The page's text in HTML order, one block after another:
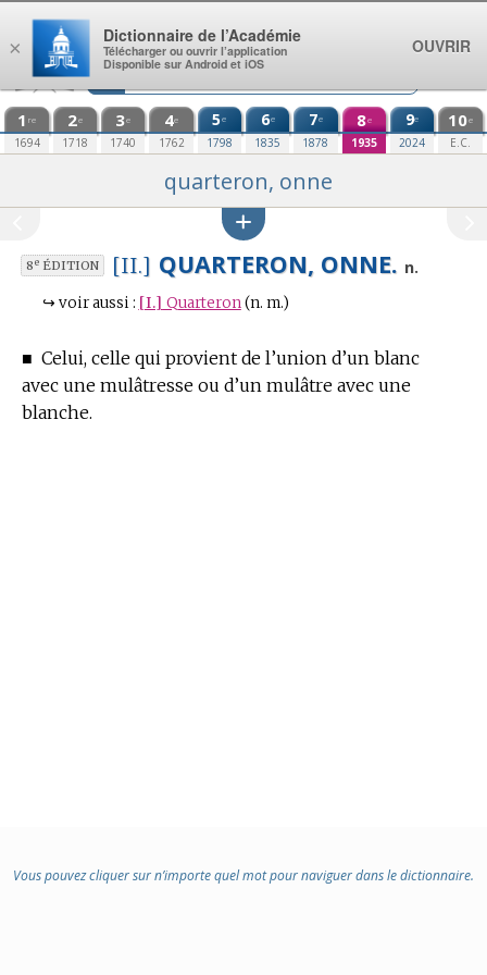
Aller au contenu
1 re
1694
2e
1718
3e
1740
4e
1762
5e
1798
6e
1835
7e
1878
8e
1935
9e
2024
10e
E.C.
quarteron, onne
8eÉDITION [II.] QUARTERON, ONNE. n.
↪ voir aussi : [I.] Quarteron (n. m.)
■ Celui, celle qui provient de l’union d’un blanc
avec une mulâtresse ou d’un mulâtre avec une
blanche.
Vous pouvez cliquer sur n’importe quel mot pour naviguer dans le dictionnaire.
×
Dictionnaire de l’Académie
Télécharger ou ouvrir l’application
Disponible sur Android et iOS
OUVRIR